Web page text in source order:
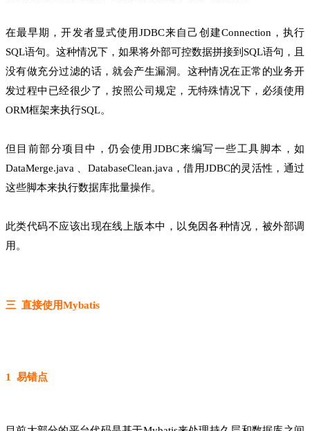
在最早期，开发者显式使用JDBC来自己创建Connection，执行
SQL语句。这种情况下，如果将外部可控数据拼接到SQL语句，且
没有做充分过滤的话，就会产生漏洞。这种情况在正常的业务开
发过程中已经很少了，按照公司规定，无特殊情况下，必须使用
ORM框架来执行SQL。
但目前部分项目中，仍会使用JDBC来编写一些工具脚本，如
DataMerge.java 、DatabaseClean.java，借用JDBC的灵活性，通过
这些脚本来执行数据库批量操作。
此类代码不应该出现在线上版本中，以免因各种情况，被外部调
用。
三 直接使用Mybatis
1 易错点